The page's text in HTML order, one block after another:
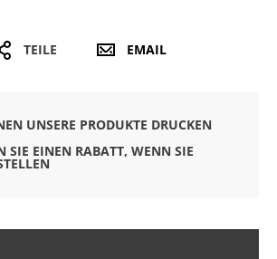
TEILE EMAIL
UNSERE PRODUKTE DRUCKEN
SIE EINEN RABATT, WENN SIE